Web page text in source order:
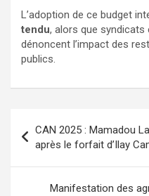
L’adoption de ce budget
tendu, alors que
dénoncent l’impact des
publics.
CAN 2025 : Mamadou
après le forfait d’Ilay
Manifestation des